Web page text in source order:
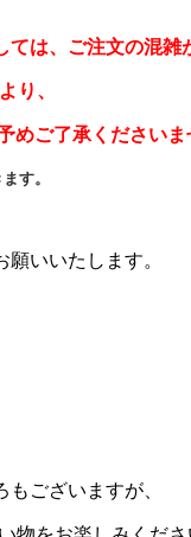
は、ご注文の混雑
り、
めご了承くださいま
す。
いいたします。
ございますが、